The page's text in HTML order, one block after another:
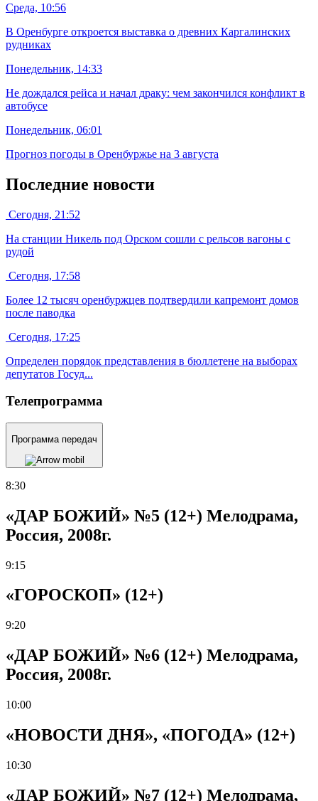
Среда, 10:56
В Оренбурге откроется выставка о древних Каргалинских
рудниках
Понедельник, 14:33
Не дождался рейса и начал драку: чем закончился конфликт в
автобусе
Понедельник, 06:01
Прогноз погоды в Оренбуржье на 3 августа
Последние новости
Сегодня, 21:52
На станции Никель под Орском сошли с рельсов вагоны с
рудой
Сегодня, 17:58
Более 12 тысяч оренбуржцев подтвердили капремонт домов
после паводка
Сегодня, 17:25
Определен порядок представления в бюллетене на выборах
депутатов Госуд...
Телепрограмма
Программа передач
8:30
«ДАР БОЖИЙ» №5 (12+) Мелодрама,
Россия, 2008г.
9:15
«ГОРОСКОП» (12+)
9:20
«ДАР БОЖИЙ» №6 (12+) Мелодрама,
Россия, 2008г.
10:00
«НОВОСТИ ДНЯ», «ПОГОДА» (12+)
10:30
«ДАР БОЖИЙ» №7 (12+) Мелодрама,